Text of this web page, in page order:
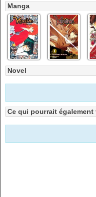
Manga
Novel
Ce qui pourrait